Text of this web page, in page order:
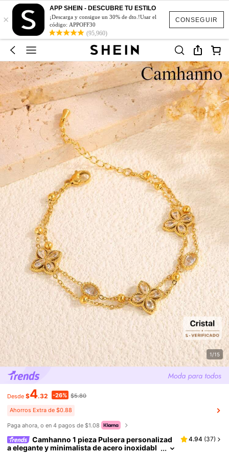
CONSEGUIR
×
APP SHEIN - DESCUBRE TU ESTILO
¡Descarga y consigue un 30% de dto.!Usar el
código: APPOFF30
(95,960)
1/15
Desde $4.32 -26% $5.80
Ahorros Extra de $0.88
Paga ahora, o en 4 pagos de $1.08
Camhanno 1 pieza Pulsera personalizad
a elegante y minimalista de acero inoxidabl
4.94 (37)